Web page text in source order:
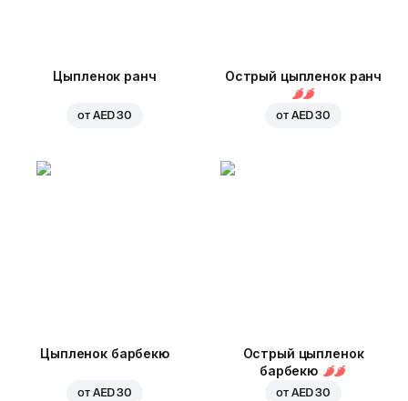
Цыпленок ранч
от AED 30
Острый цыпленок ранч
от AED 30
Цыпленок барбекю
от AED 30
Острый цыпленок
барбекю
от AED 30